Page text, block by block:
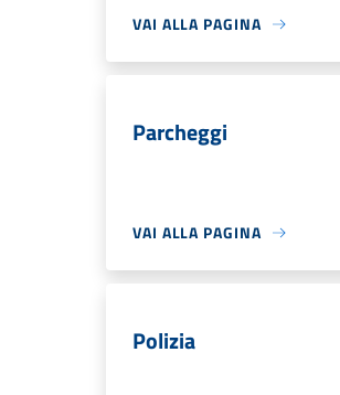
VAI ALLA PAGINA
Parcheggi
VAI ALLA PAGINA
Polizia